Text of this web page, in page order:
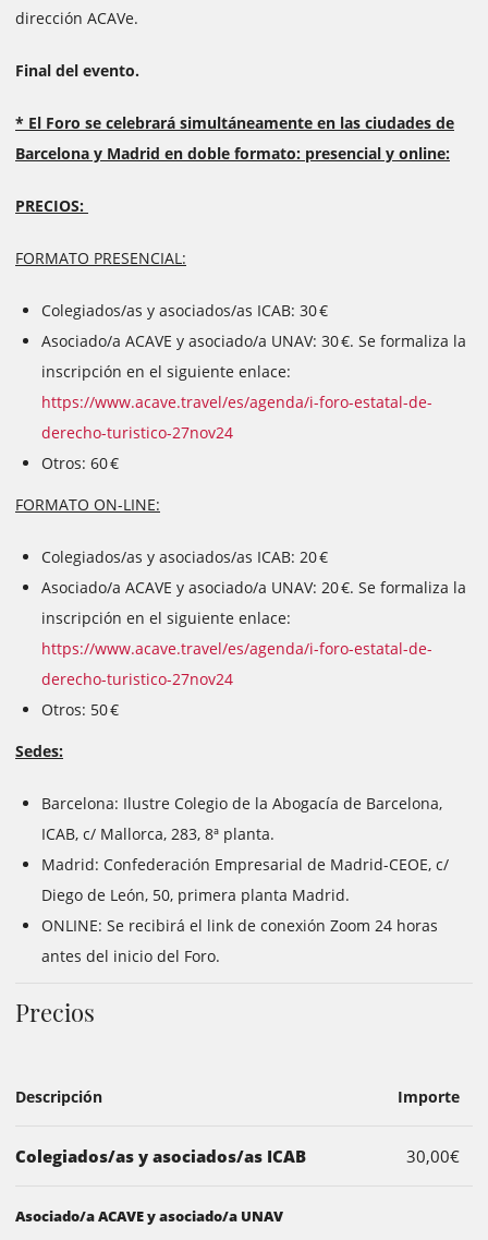
dirección ACAVe.
Final del evento.
* El Foro se celebrará simultáneamente en las ciudades de
Barcelona y Madrid en doble formato: presencial y online:
PRECIOS:
FORMATO PRESENCIAL:
Colegiados/as y asociados/as ICAB: 30 €
Asociado/a ACAVE y asociado/a UNAV: 30 €. Se formaliza la
inscripción en el siguiente enlace:
https://www.acave.travel/es/agenda/i-foro-estatal-de-
derecho-turistico-27nov24
Otros: 60 €
FORMATO ON-LINE:
Colegiados/as y asociados/as ICAB: 20 €
Asociado/a ACAVE y asociado/a UNAV: 20 €. Se formaliza la
inscripción en el siguiente enlace:
https://www.acave.travel/es/agenda/i-foro-estatal-de-
derecho-turistico-27nov24
Otros: 50 €
Sedes:
Barcelona: Ilustre Colegio de la Abogacía de Barcelona,
ICAB, c/ Mallorca, 283, 8ª planta.
Madrid: Confederación Empresarial de Madrid-CEOE, c/
Diego de León, 50, primera planta Madrid.
ONLINE: Se recibirá el link de conexión Zoom 24 horas
antes del inicio del Foro.
Precios
Descripción Importe
Colegiados/as y asociados/as ICAB 30,00€
Asociado/a ACAVE y asociado/a UNAV